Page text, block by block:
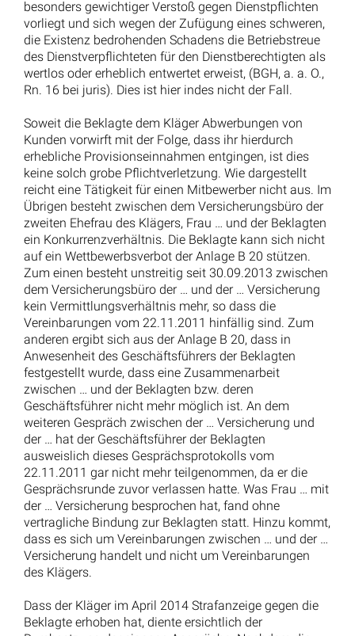
besonders gewichtiger Verstoß gegen Dienstpflichten
vorliegt und sich wegen der Zufügung eines schweren,
die Existenz bedrohenden Schadens die Betriebstreue
des Dienstverpflichteten für den Dienstberechtigten als
wertlos oder erheblich entwertet erweist, (BGH, a. a. O.,
Rn. 16 bei juris). Dies ist hier indes nicht der Fall.
Soweit die Beklagte dem Kläger Abwerbungen von
Kunden vorwirft mit der Folge, dass ihr hierdurch
erhebliche Provisionseinnahmen entgingen, ist dies
keine solch grobe Pflichtverletzung. Wie dargestellt
reicht eine Tätigkeit für einen Mitbewerber nicht aus. Im
Übrigen besteht zwischen dem Versicherungsbüro der
zweiten Ehefrau des Klägers, Frau … und der Beklagten
ein Konkurrenzverhältnis. Die Beklagte kann sich nicht
auf ein Wettbewerbsverbot der Anlage B 20 stützen.
Zum einen besteht unstreitig seit 30.09.2013 zwischen
dem Versicherungsbüro der … und der … Versicherung
kein Vermittlungsverhältnis mehr, so dass die
Vereinbarungen vom 22.11.2011 hinfällig sind. Zum
anderen ergibt sich aus der Anlage B 20, dass in
Anwesenheit des Geschäftsführers der Beklagten
festgestellt wurde, dass eine Zusammenarbeit
zwischen … und der Beklagten bzw. deren
Geschäftsführer nicht mehr möglich ist. An dem
weiteren Gespräch zwischen der … Versicherung und
der … hat der Geschäftsführer der Beklagten
ausweislich dieses Gesprächsprotokolls vom
22.11.2011 gar nicht mehr teilgenommen, da er die
Gesprächsrunde zuvor verlassen hatte. Was Frau … mit
der … Versicherung besprochen hat, fand ohne
vertragliche Bindung zur Beklagten statt. Hinzu kommt,
dass es sich um Vereinbarungen zwischen … und der …
Versicherung handelt und nicht um Vereinbarungen
des Klägers.
Dass der Kläger im April 2014 Strafanzeige gegen die
Beklagte erhoben hat, diente ersichtlich der